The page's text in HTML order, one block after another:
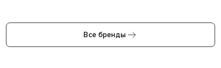
Все бренды